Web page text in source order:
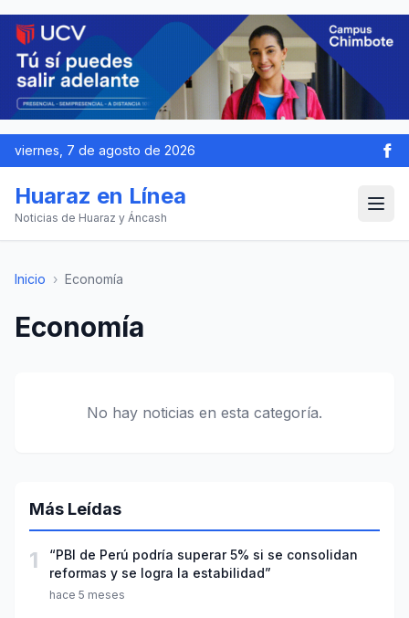
viernes, 7 de agosto de 2026
Huaraz en Línea
Noticias de Huaraz y Áncash
Inicio › Economía
Economía
No hay noticias en esta categoría.
Más Leídas
1
“PBI de Perú podría superar 5% si se consolidan
reformas y se logra la estabilidad”
hace 5 meses